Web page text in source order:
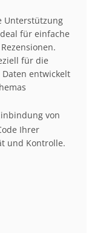
Unterstützung
für einfache
für die
entwickelt
von
Ihrer
und Kontrolle.